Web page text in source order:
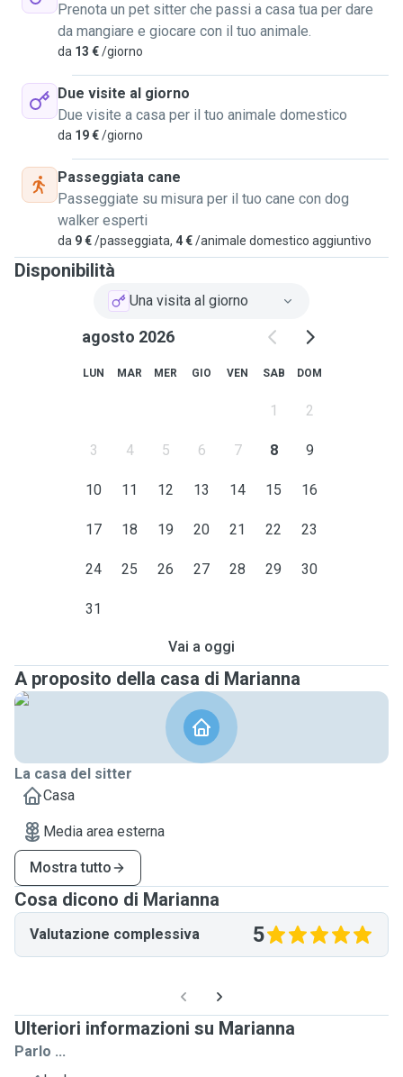
spostarmi su tutta la città per venire a prendermi cura del
vostro amico direttamente a casa vostra. Sono automunita,
perciò in caso di emergenza posso portare il vostro
cucciolo dal veterinario, senza problemi. Mentre sarete in
vacanza potrete contare su di me, e vi manderò
giornalmente foto e aggiornamenti del vostro peloso! Non
esitate a contattarmi e possiamo organizzare un incontro
conoscitivo!
Prenota un pet sitter che passi a casa tua per dare
da mangiare e giocare con il tuo animale.
da 13 €/giorno
Due visite al giorno
Due visite a casa per il tuo animale domestico
da 19 €/giorno
Passeggiata cane
Passeggiate su misura per il tuo cane con dog
walker esperti
da 9 €/passeggiata, 4 €/animale domestico aggiuntivo
Disponibilità
Una visita al giorno
agosto 2026
LUN MAR MER GIO VEN SAB DOM
1 2
3 4 5 6 7 8 9
10 11 12 13 14 15 16
17 18 19 20 21 22 23
24 25 26 27 28 29 30
31
Vai a oggi
A proposito della casa di Marianna
La casa del sitter
Casa
Media area esterna
Mostra tutto
Cosa dicono di Marianna
Valutazione complessiva 5
Ulteriori informazioni su Marianna
Parlo ...